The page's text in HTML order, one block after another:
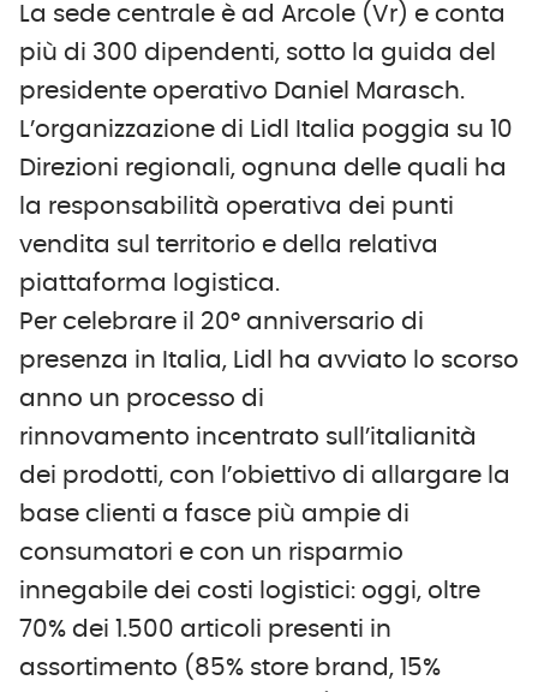
La sede centrale è ad Arcole (Vr) e conta
più di 300 dipendenti, sotto la guida del
presidente operativo Daniel Marasch.
L’organizzazione di Lidl Italia poggia su 10
Direzioni regionali, ognuna delle quali ha
la responsabilità operativa dei punti
vendita sul territorio e della relativa
piattaforma logistica.
Per celebrare il 20° anniversario di
presenza in Italia, Lidl ha avviato lo scorso
anno un processo di
rinnovamento incentrato sull’italianità
dei prodotti, con l’obiettivo di allargare la
base clienti a fasce più ampie di
consumatori e con un risparmio
innegabile dei costi logistici: oggi, oltre
70% dei 1.500 articoli presenti in
assortimento (85% store brand, 15%